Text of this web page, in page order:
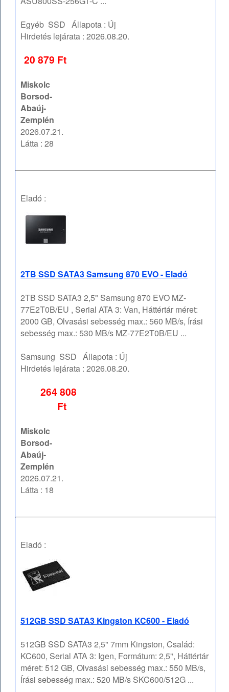
Egyéb SSD Állapota : Új
Hirdetés lejárata :2026.08.20.
20 879 Ft
Miskolc
Borsod-
Abaúj-
Zemplén
2026.07.21.
Látta : 28
Eladó :
2TB SSD SATA3 Samsung 870 EVO - Eladó
2TB SSD SATA3 2,5" Samsung 870 EVO MZ-
77E2T0B/EU , Serial ATA 3: Van, Háttértár méret:
2000 GB, Olvasási sebesség max.: 560 MB/s, Írási
sebesség max.: 530 MB/s MZ-77E2T0B/EU ...
Samsung SSD Állapota : Új
Hirdetés lejárata :2026.08.20.
264 808
Ft
Miskolc
Borsod-
Abaúj-
Zemplén
2026.07.21.
Látta : 18
Eladó :
512GB SSD SATA3 Kingston KC600 - Eladó
512GB SSD SATA3 2,5" 7mm Kingston, Család:
KC600, Serial ATA 3: Igen, Formátum: 2,5", Háttértár
méret: 512 GB, Olvasási sebesség max.: 550 MB/s,
Írási sebesség max.: 520 MB/s SKC600/512G ...